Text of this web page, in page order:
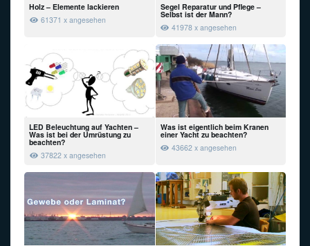
Holz – Elemente lackieren
61371 x angesehen
Segel Reparatur und Pflege –
Selbst ist der Mann?
41978 x angesehen
LED Beleuchtung auf Yachten –
Was ist bei der Umrüstung zu
beachten?
37822 x angesehen
Was ist eigentlich beim Kranen
einer Yacht zu beachten?
43662 x angesehen